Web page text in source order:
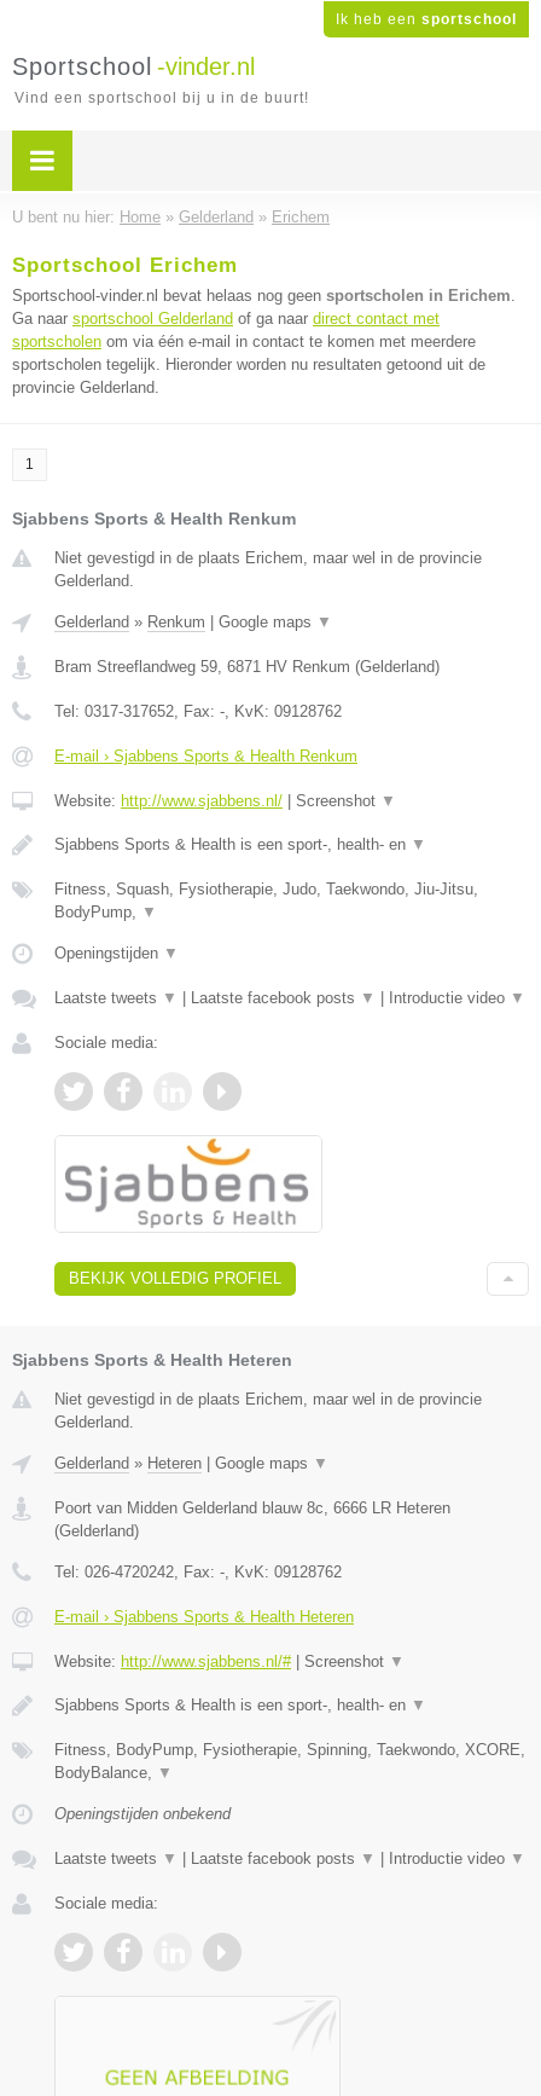
Ik heb een sportschool
Sportschool -vinder.nl
Vind een sportschool bij u in de buurt!
U bent nu hier: Home » Gelderland » Erichem
Sportschool Erichem
Sportschool-vinder.nl bevat helaas nog geen sportscholen in Erichem.
Ga naar sportschool Gelderland of ga naar direct contact met
sportscholen om via één e-mail in contact te komen met meerdere
sportscholen tegelijk. Hieronder worden nu resultaten getoond uit de
provincie Gelderland.
1
Sjabbens Sports & Health Renkum
Niet gevestigd in de plaats Erichem, maar wel in de provincie
Gelderland.
Gelderland » Renkum Google maps ▼
Bram Streeflandweg 59, 6871 HV Renkum (Gelderland)
Tel: 0317-317652, Fax: -, KvK: 09128762
E-mail › Sjabbens Sports & Health Renkum
Website: http://www.sjabbens.nl/ Screenshot ▼
Sjabbens Sports & Health is een sport-, health- en ▼
Fitness, Squash, Fysiotherapie, Judo, Taekwondo, Jiu-Jitsu,
BodyPump, ▼
Openingstijden ▼
Laatste tweets ▼ Laatste facebook posts ▼ Introductie video ▼
Sociale media:
BEKIJK VOLLEDIG PROFIEL
Sjabbens Sports & Health Heteren
Niet gevestigd in de plaats Erichem, maar wel in de provincie
Gelderland.
Gelderland » Heteren Google maps ▼
Poort van Midden Gelderland blauw 8c, 6666 LR Heteren
(Gelderland)
Tel: 026-4720242, Fax: -, KvK: 09128762
E-mail › Sjabbens Sports & Health Heteren
Website: http://www.sjabbens.nl/#| Screenshot ▼
Sjabbens Sports & Health is een sport-, health- en ▼
Fitness, BodyPump, Fysiotherapie, Spinning, Taekwondo, XCORE,
BodyBalance, ▼
Openingstijden onbekend
Laatste tweets ▼ Laatste facebook posts ▼ Introductie video ▼
Sociale media: